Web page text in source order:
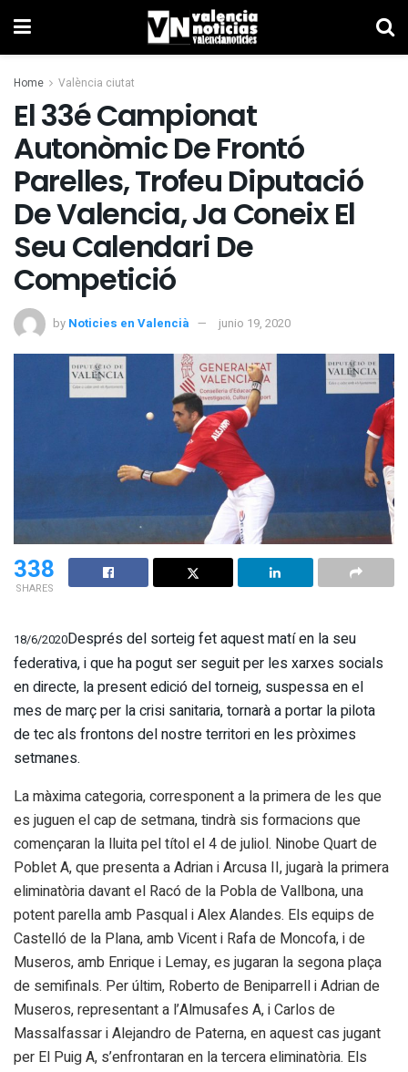
Home València ciutat
El 33é Campionat
Autonòmic De Frontó
Parelles, Trofeu Diputació
De Valencia, Ja Coneix El
Seu Calendari De
Competició
by Noticies en Valencià junio 19, 2020
338
SHARES
18/6/2020Després del sorteig fet aquest matí en la seu
federativa, i que ha pogut ser seguit per les xarxes socials
en directe, la present edició del torneig, suspessa en el
mes de març per la crisi sanitaria, tornarà a portar la pilota
de tec als frontons del nostre territori en les pròximes
setmanes.
La màxima categoria, corresponent a la primera de les que
es juguen el cap de setmana, tindrà sis formacions que
començaran la lluita pel títol el 4 de juliol. Ninobe Quart de
Poblet A, que presenta a Adrian i Arcusa II, jugarà la primera
eliminatòria davant el Racó de la Pobla de Vallbona, una
potent parella amb Pasqual i Alex Alandes. Els equips de
Castelló de la Plana, amb Vicent i Rafa de Moncofa, i de
Museros, amb Enrique i Lemay, es jugaran la segona plaça
de semifinals. Per últim, Roberto de Beniparrell i Adrian de
Museros, representant a l’Almusafes A, i Carlos de
Massalfassar i Alejandro de Paterna, en aquest cas jugant
per El Puig A, s’enfrontaran en la tercera eliminatòria. Els